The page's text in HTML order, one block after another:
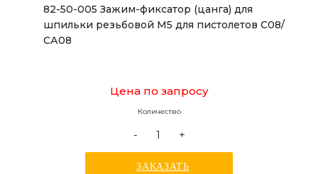
82-50-005 Зажим-фиксатор (цанга) для
шпильки резьбовой М5 для пистолетов С08/
СА08
Цена по запросу
Количество
- +
ЗАКАЗАТЬ